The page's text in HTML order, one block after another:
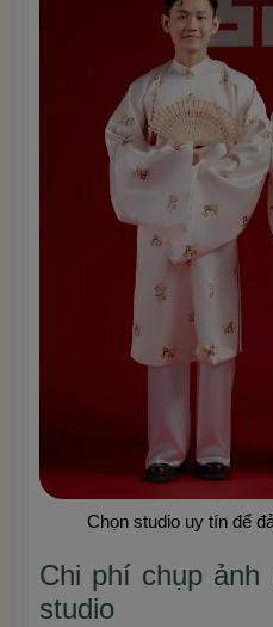
Chọn studio uy tín để
Chi phí chụp
studio